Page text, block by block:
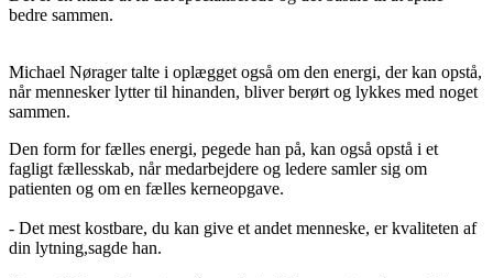
bedre sammen.
Michael Nørager talte i oplægget også om den energi, der kan opstå,
når mennesker lytter til hinanden, bliver berørt og lykkes med noget
sammen.
Den form for fælles energi, pegede han på, kan også opstå i et
fagligt fællesskab, når medarbejdere og ledere samler sig om
patienten og om en fælles kerneopgave.
- Det mest kostbare, du kan give et andet menneske, er kvaliteten af
din lytning,sagde han.